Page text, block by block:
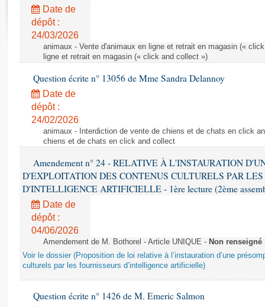
Rapports législatifs
Rapports sur l'application des lois
Baromètre de l’application des lois
Dossiers législatifs
Budget et sécurité sociale
Questions écrites et orales
Comptes rendus des débats
Date de
dépôt :
24/03/2026
animaux - Vente d'animaux en ligne et retrait en magasin («
ligne et retrait en magasin (« click and collect »)
Question écrite n° 13056 de Mme Sandra Delannoy
Date de
dépôt :
24/02/2026
animaux - Interdiction de vente de chiens et de chats en click
chiens et de chats en click and collect
Amendement n° 24 - RELATIVE À L'INSTAURATION
D'EXPLOITATION DES CONTENUS CULTURELS PAR LES
D'INTELLIGENCE ARTIFICIELLE - 1ère lecture (2ème
Date de
dépôt :
04/06/2026
Amendement de M. Bothorel - Article UNIQUE - Non renseigné
Voir le dossier (Proposition de loi relative à l’instauration d’une
culturels par les fournisseurs d’intelligence artificielle)
Question écrite n° 1426 de M. Emeric Salmon